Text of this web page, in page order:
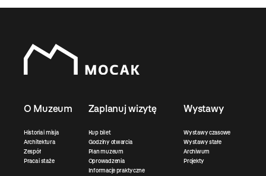
O Muzeum
Historia i misja
Architektura
Zespół
Praca i staże
Zaplanuj wizytę
Kup bilet
Godziny otwarcia
Plan muzeum
Oprowadzenia
Informacje praktyczne
Wystawy
Wystawy czasowe
Wystawy stałe
Archiwum
Projekty